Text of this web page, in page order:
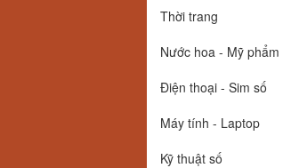
Thời trang
Nước hoa - Mỹ phẩm
Điện thoại - Sim số
Máy tính - Laptop
Kỹ thuật số